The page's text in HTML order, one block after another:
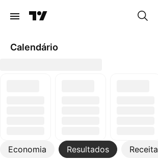
Calendário
Economia Resultados Receita
Mais